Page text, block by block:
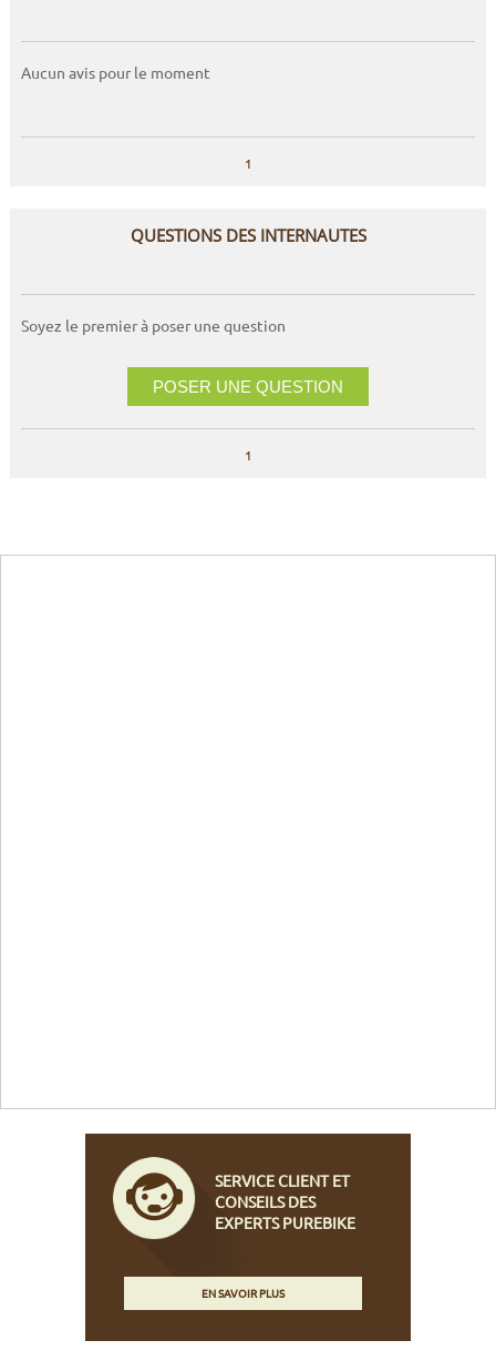
Aucun avis pour le moment
1
QUESTIONS DES INTERNAUTES
Soyez le premier à poser une question
POSER UNE QUESTION
1
SERVICE CLIENT ET
CONSEILS DES
EXPERTS PUREBIKE
EN SAVOIR PLUS